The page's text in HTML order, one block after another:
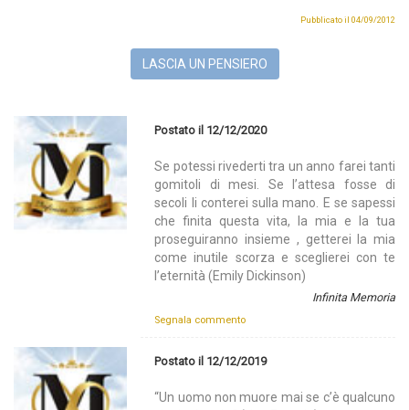
Pubblicato il 04/09/2012
LASCIA UN PENSIERO
Postato il 12/12/2020
Se potessi rivederti tra un anno farei tanti
gomitoli di mesi. Se l’attesa fosse di
secoli li conterei sulla mano. E se sapessi
che finita questa vita, la mia e la tua
proseguiranno insieme , getterei la mia
come inutile scorza e sceglierei con te
l’eternità (Emily Dickinson)
Infinita Memoria
Segnala commento
Postato il 12/12/2019
“Un uomo non muore mai se c’è qualcuno